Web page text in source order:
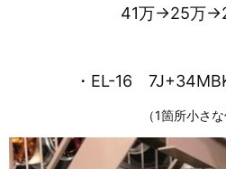
41万→25万
・EL-16
（1箇所小さな